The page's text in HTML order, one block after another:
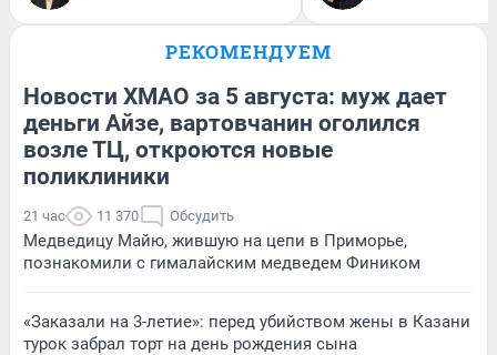
РЕКОМЕНДУЕМ
Новости ХМАО за 5 августа: муж дает
деньги Айзе, вартовчанин оголился
возле ТЦ, откроются новые
поликлиники
21 час 11 370 Обсудить
Медведицу Майю, жившую на цепи в Приморье,
познакомили с гималайским медведем Фиником
«Заказали на 3-летие»: перед убийством жены в Казани
турок забрал торт на день рождения сына